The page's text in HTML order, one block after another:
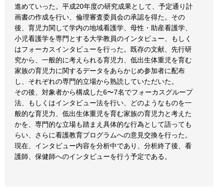
進めていった。平成20年度の研究成果として、予定通り計
画書の作成を行い、倫理審査委員会の承認を得た。その
後、育児力関して学内の地域看護学、母性・助産看護学、
小児看護学を専門とする大学教員のインタビュー、もしく
はフォーカスインタビューを行った。既存の文献、先行研
究から、一般的に考えられる育児力、低出生体重児を育む
家族の育児力に関するデータをあらかじめ参加者に配布
し、それぞれの専門的立場から熟読していただいた。
その後、対象者から構成した6〜7名でフォーカスグループ
法、もしくはインタビュー法を行い、どのようなものを一
般的な育児力、低出生体重児を育む家族の育児力と考えた
かを、専門的な立場も踏まえ具体的な行為として語っても
らい、さらに看護教育プログラムへの意見交換を行った。
現在、インタビュー内容を分析中であり、分析終了後、看
護師、保健師へのインタビューを行う予定である。